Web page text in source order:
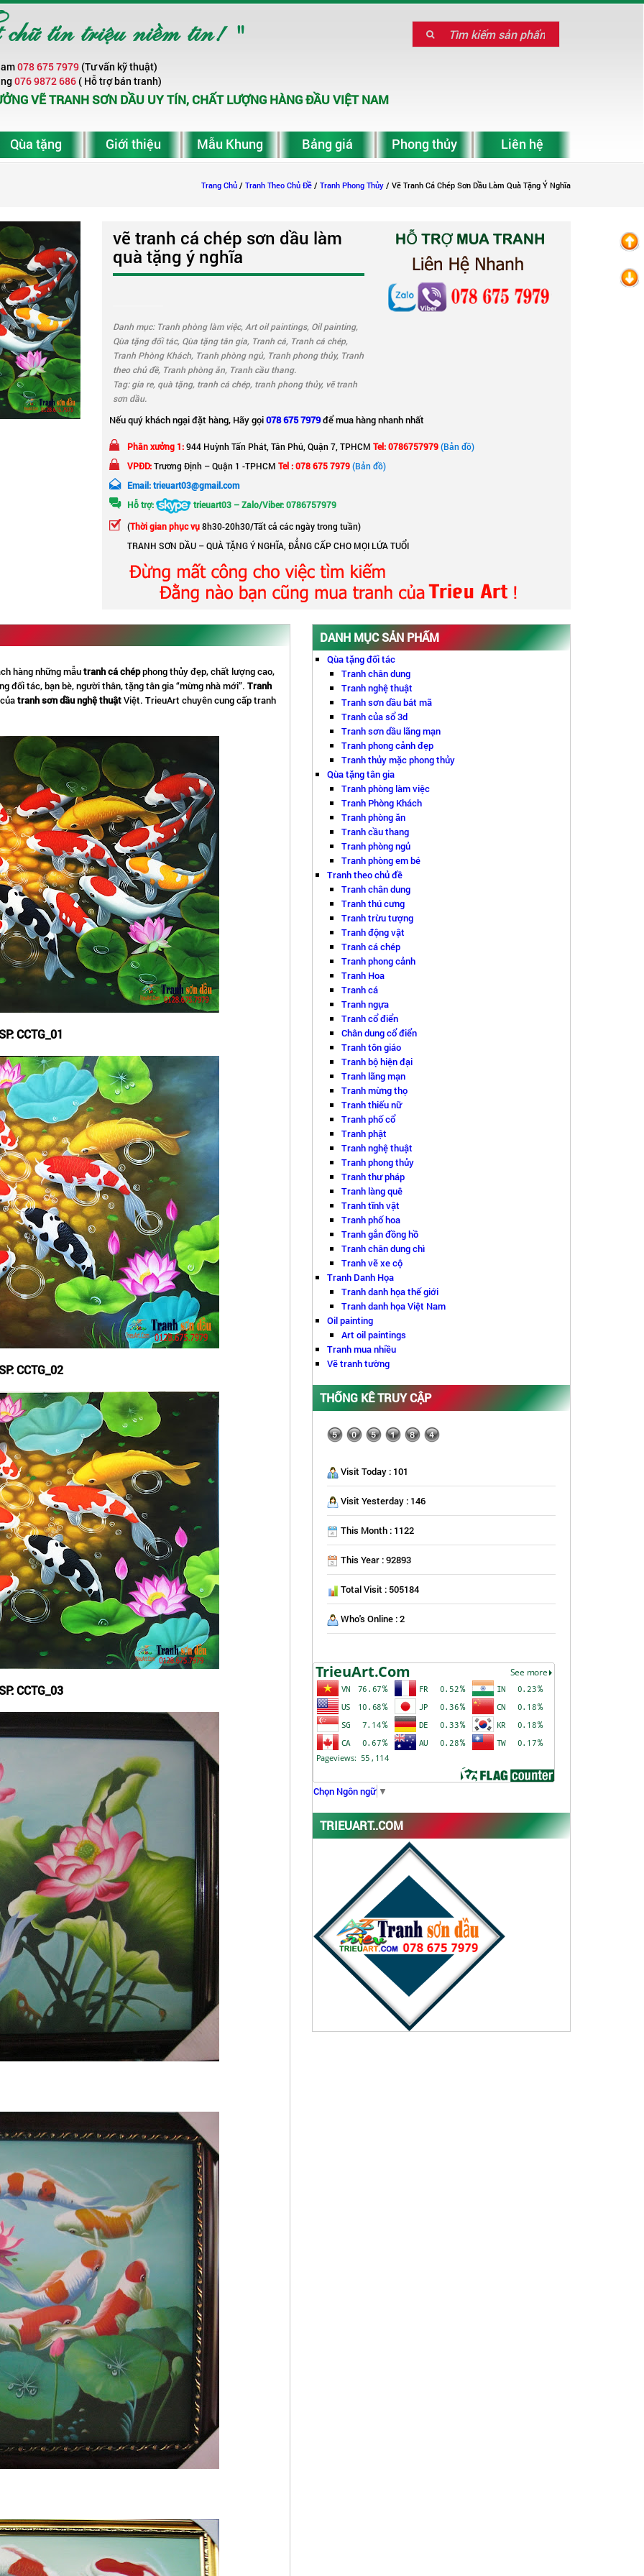
tín triệu niềm tin! "
078 675 7979(Tư vấn kỹ thuật)
076 9872 686( Hỗ trợ bán tranh)
VẼ TRANH SƠN DẦU UY TÍN, CHẤT LƯỢNG HÀNG ĐẦU VIỆT NAM
Qùa tặng Giới thiệu Mẫu Khung Bảng giá Phong thủy Liên hệ
Trang Chủ / Tranh Theo Chủ Đề / Tranh Phong Thủy / Vẽ Tranh Cá Chép Sơn Dầu Làm Quà Tặng Ý Nghĩa
vẽ tranh cá chép sơn dầu làm
quà tặng ý nghĩa
Danh mục: Tranh phòng làm việc, Art oil paintings, Oil painting,
Qùa tặng đối tác, Qùa tặng tân gia, Tranh cá, Tranh cá chép,
Tranh Phòng Khách, Tranh phòng ngủ, Tranh phong thủy, Tranh
theo chủ đề, Tranh phòng ăn, Tranh cầu thang.
Tag:gia re, quà tặng, tranh cá chép, tranh phong thủy, vẽ tranh
sơn dầu.
Nếu quý khách ngại đặt hàng, Hãy gọi078 675 7979để mua hàng nhanh nhất
Phân xưởng 1:944 Huỳnh Tấn Phát, Tân Phú, Quận 7, TPHCM Tel: 0786757979 (Bản đồ)
VPĐD:Trương Định – Quận 1 -TPHCM Tel : 078 675 7979 (Bản đồ)
Email: trieuart03@gmail.com
Hỗ trợ:
trieuart03 – Zalo/Viber: 0786757979
(Thời gian phục vụ8h30-20h30/Tất cả các ngày trong tuần)
TRANH SƠN DẦU – QUÀ TẶNG Ý NGHĨA, ĐẲNG CẤP CHO MỌI LỨA TUỔI
hàng những mẫutranh cá chépphong thủy đẹp, chất lượng cao,
đối tác, bạn bè, người thân, tặng tân gia “mừng nhà mới”. Tranh
tranh sơn dầu nghệ thuậtViệt. TrieuArt chuyên cung cấp tranh
CCTG_01
CCTG_02
CCTG_03
DANH MỤC SẢN PHẨM
Qùa tặng đối tác
Tranh chân dung
Tranh nghệ thuật
Tranh sơn dầu bát mã
Tranh của sổ 3d
Tranh sơn dầu lãng mạn
Tranh phong cảnh đẹp
Tranh thủy mặc phong thủy
Qùa tặng tân gia
Tranh phòng làm việc
Tranh Phòng Khách
Tranh phòng ăn
Tranh cầu thang
Tranh phòng ngủ
Tranh phòng em bé
Tranh theo chủ đề
Tranh chân dung
Tranh thú cưng
Tranh trừu tượng
Tranh động vật
Tranh cá chép
Tranh phong cảnh
Tranh Hoa
Tranh cá
Tranh ngựa
Tranh cổ điển
Chân dung cổ điển
Tranh tôn giáo
Tranh bộ hiện đại
Tranh lãng mạn
Tranh mừng thọ
Tranh thiếu nữ
Tranh phố cổ
Tranh phật
Tranh nghệ thuật
Tranh phong thủy
Tranh thư pháp
Tranh làng quê
Tranh tĩnh vật
Tranh phố hoa
Tranh gắn đồng hồ
Tranh chân dung chì
Tranh vẽ xe cộ
Tranh Danh Họa
Tranh danh họa thế giới
Tranh danh họa Việt Nam
Oil painting
Art oil paintings
Tranh mua nhiều
Vẽ tranh tường
THỐNG KÊ TRUY CẬP
Visit Today : 101
Visit Yesterday : 146
This Month : 1122
This Year : 92893
Total Visit : 505184
Who's Online : 2
Chọn Ngôn ngữ ▼
TRIEUART..COM